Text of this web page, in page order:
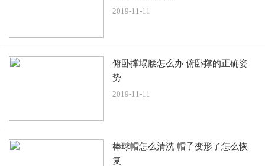
2019-11-11
俯卧撑塌腰怎么办 俯卧撑的正确姿
势
2019-11-11
棒球帽怎么清洗 帽子变形了怎么恢
复